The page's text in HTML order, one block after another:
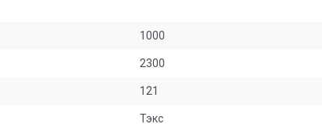
1000
2300
121
Тэкс